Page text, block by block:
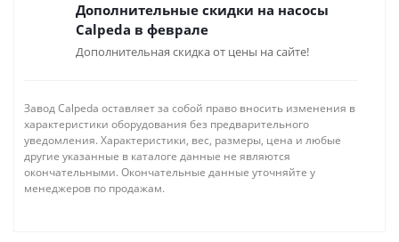
Дополнительные скидки на насосы
Calpeda в феврале
Дополнительная скидка от цены на сайте!
Завод Calpeda оставляет за собой право вносить изменения в
характеристики оборудования без предварительного
уведомления. Характеристики, вес, размеры, цена и любые
другие указанные в каталоге данные не являются
окончательными. Окончательные данные уточняйте у
менеджеров по продажам.